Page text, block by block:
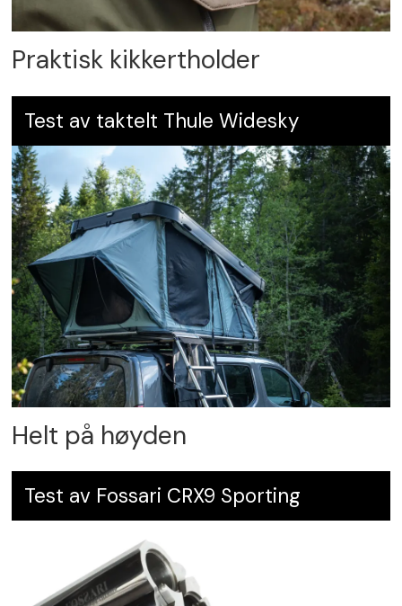
Praktisk kikkertholder
Test av taktelt Thule Widesky
Helt på høyden
Test av Fossari CRX9 Sporting